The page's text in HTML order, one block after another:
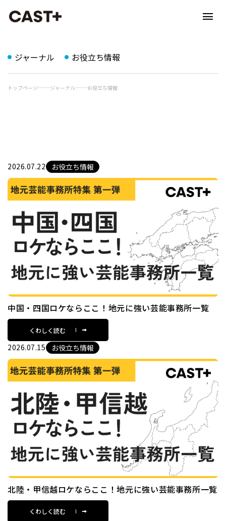
ジャーナル お役立ち情報
トップページ ジャーナル お役立ち情報
2026.07.22 お役立ち情報
中国・四国ロケならここ！地元に強い芸能事務所一覧
くわしく読む
2026.07.15 お役立ち情報
北陸・甲信越ロケならここ！地元に強い芸能事務所一覧
くわしく読む